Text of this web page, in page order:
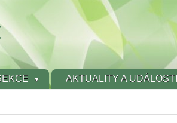
AKTUALITY A UDÁLOSTI